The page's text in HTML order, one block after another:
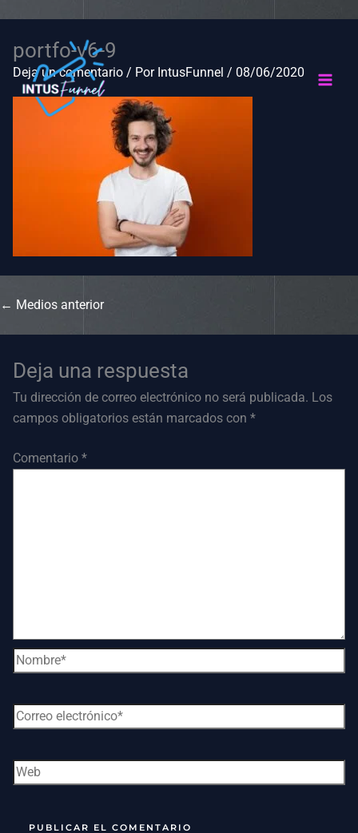
contenido
portfo-v6-9
Deja un comentario / Por IntusFunnel / 08/06/2020
← Medios anterior
Deja una respuesta
Tu dirección de correo electrónico no será publicada. Los
campos obligatorios están marcados con *
Comentario *
electrónico*